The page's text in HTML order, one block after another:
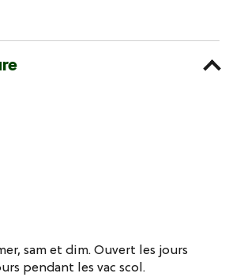
sam et dim. Ouvert les jours
pendant les vac scol.